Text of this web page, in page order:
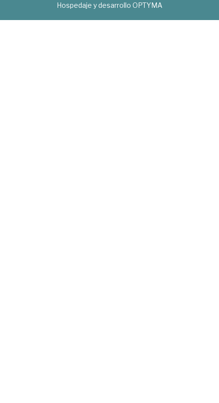
Hospedaje y desarrollo OPTYMA